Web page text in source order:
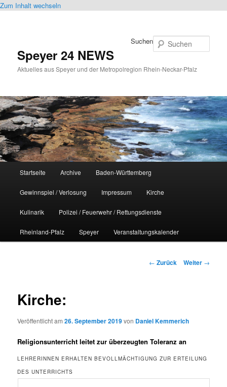
Zum Inhalt wechseln
Speyer 24 NEWS
Aktuelles aus Speyer und der Metropolregion Rhein-Neckar-Pfalz
Suchen
Startseite Archive Baden-Württemberg
Gewinnspiel / Verlosung Impressum Kirche
Kulinarik Polizei / Feuerwehr / Rettungsdienste
Rheinland-Pfalz Speyer Veranstaltungskalender
Beitrags-
← Zurück Weiter →
Kirche:
Veröffentlicht am26. September 2019von Daniel Kemmerich
Religionsunterricht leitet zur überzeugten Toleranz an
LEHRERINNEN ERHALTEN BEVOLLMÄCHTIGUNG ZUR ERTEILUNG
DES UNTERRICHTS